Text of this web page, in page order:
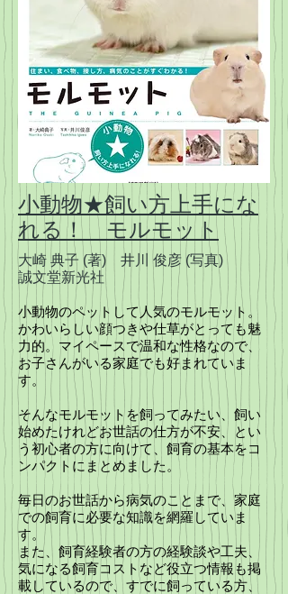
小動物★飼い方上手にな
れる！ モルモット
大崎 典子 (著) 井川 俊彦 (写真)
誠文堂新光社
小動物のペットして人気のモルモット。
かわいらしい顔つきや仕草がとっても魅
力的。マイペースで温和な性格なので、
お子さんがいる家庭でも好まれていま
す。
そんなモルモットを飼ってみたい、飼い
始めたけれどお世話の仕方が不安、とい
う初心者の方に向けて、飼育の基本をコ
ンパクトにまとめました。
毎日のお世話から病気のことまで、家庭
での飼育に必要な知識を網羅していま
す。
また、飼育経験者の方の経験談や工夫、
気になる飼育コストなど役立つ情報も掲
載しているので、すでに飼っている方、